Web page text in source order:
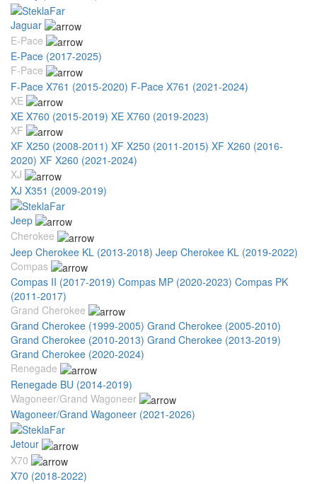
Jaguar
E-Pace
E-Pace (2017-2025)
F-Pace
F-Pace X761 (2015-2020) F-Pace X761 (2021-2024)
XE
XE X760 (2015-2019) XE X760 (2019-2023)
XF
XF X250 (2008-2011) XF X250 (2011-2015) XF X260 (2016-
2020) XF X260 (2021-2024)
XJ
XJ X351 (2009-2019)
Jeep
Cherokee
Jeep Cherokee KL (2013-2018) Jeep Cherokee KL (2019-2022)
Compas
Compas II (2017-2019) Compas MP (2020-2023) Compas PK
(2011-2017)
Grand Cherokee
Grand Cherokee (1999-2005) Grand Cherokee (2005-2010)
Grand Cherokee (2010-2013) Grand Cherokee (2013-2019)
Grand Cherokee (2020-2024)
Renegade
Renegade BU (2014-2019)
Wagoneer/Grand Wagoneer
Wagoneer/Grand Wagoneer (2021-2026)
Jetour
X70
X70 (2018-2022)